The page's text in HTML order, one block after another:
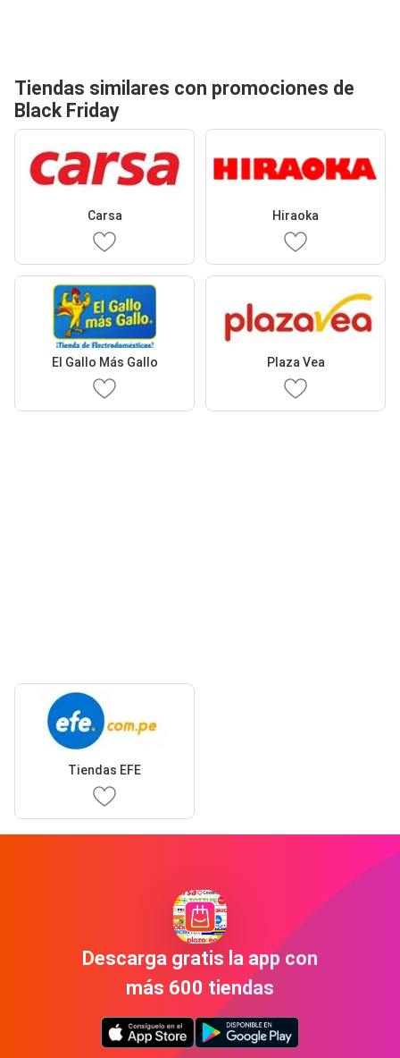
Tiendas similares con promociones de
Black Friday
Carsa Hiraoka
El Gallo Más Gallo Plaza Vea
Tiendas EFE
Descarga gratis la app con
más 600 tiendas